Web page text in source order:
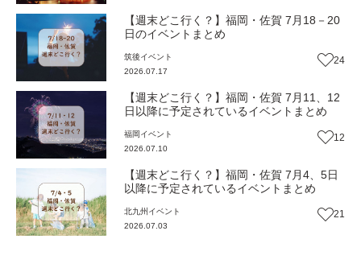
【週末どこ行く？】福岡・佐賀 7月18－20
日のイベントまとめ
筑後イベント
2026.07.17
24
【週末どこ行く？】福岡・佐賀 7月11、12
日以降に予定されているイベントまとめ
福岡 イベント
2026.07.10
12
【週末どこ行く？】福岡・佐賀 7月4、5日
以降に予定されているイベントまとめ
北九州 イベント
2026.07.03
21